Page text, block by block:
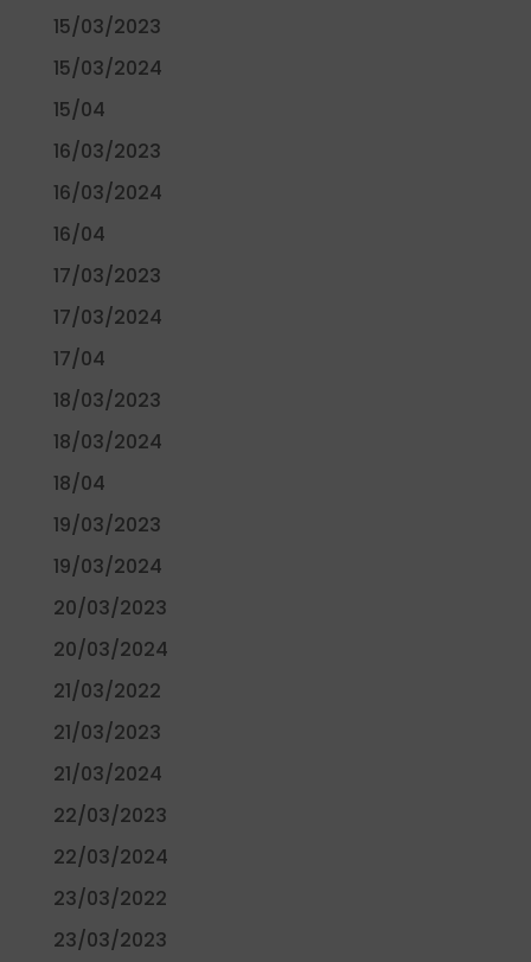
15/03/2023
15/03/2024
15/04
16/03/2023
16/03/2024
16/04
17/03/2023
17/03/2024
17/04
18/03/2023
18/03/2024
18/04
19/03/2023
19/03/2024
20/03/2023
20/03/2024
21/03/2022
21/03/2023
21/03/2024
22/03/2023
22/03/2024
23/03/2022
23/03/2023